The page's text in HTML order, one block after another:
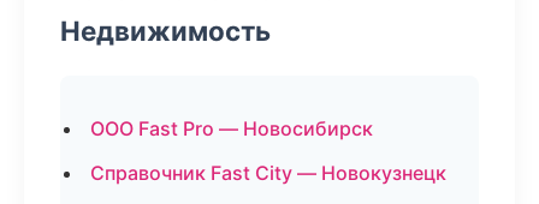
Недвижимость
ООО Fast Pro — Новосибирск
Справочник Fast City — Новокузнецк